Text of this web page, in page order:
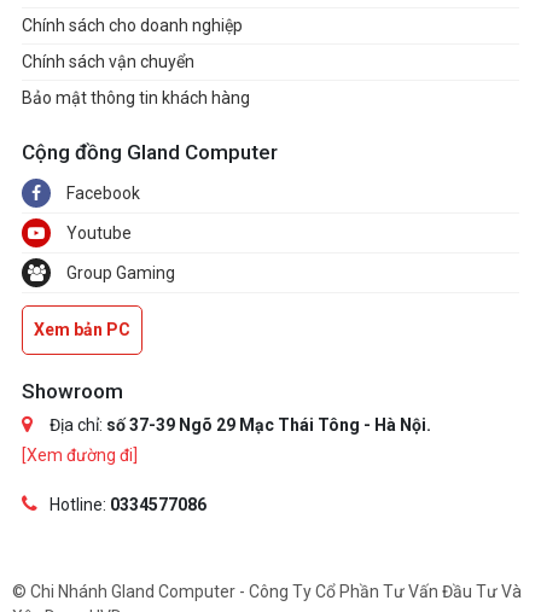
Chính sách cho doanh nghiệp
Chính sách vận chuyển
Bảo mật thông tin khách hàng
Cộng đồng Gland Computer
Facebook
Youtube
Group Gaming
Xem bản PC
Showroom
Địa chỉ: số 37-39 Ngõ 29 Mạc Thái Tông - Hà Nội.
[Xem đường đi]
Hotline: 0334577086
© Chi Nhánh Gland Computer - Công Ty Cổ Phần Tư Vấn Đầu Tư Và